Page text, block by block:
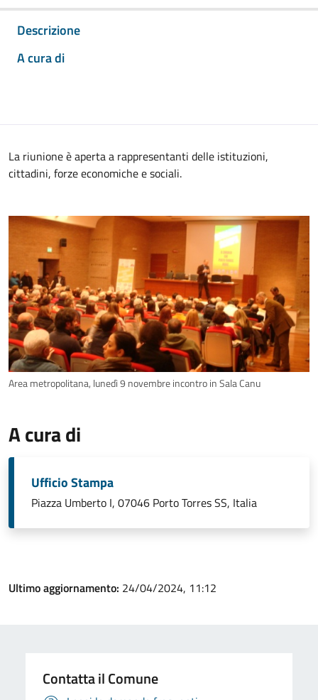
Descrizione
A cura di
La riunione è aperta a rappresentanti delle istituzioni,
cittadini, forze economiche e sociali.
Area metropolitana, lunedì 9 novembre incontro in Sala Canu
A cura di
Ufficio Stampa
Piazza Umberto I, 07046 Porto Torres SS, Italia
Ultimo aggiornamento: 24/04/2024, 11:12
Contatta il Comune